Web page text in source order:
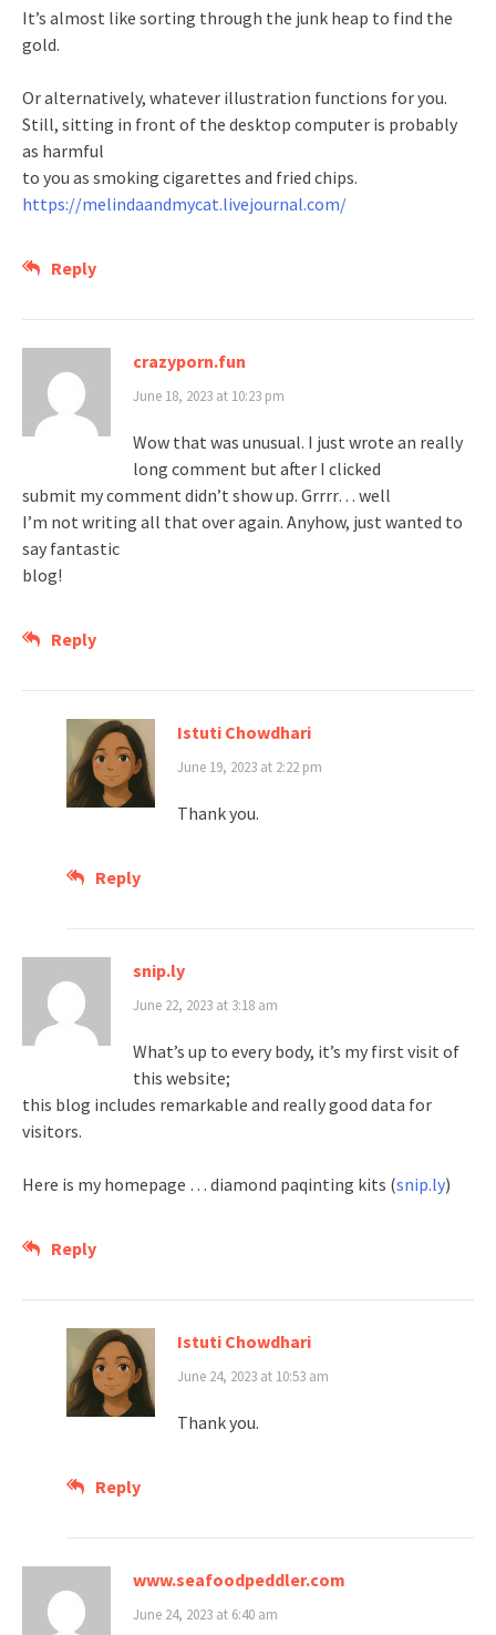
It’s almost like sorting through the junk heap to find the
gold.
Or alternatively, whatever illustration functions for you.
Still, sitting in front of the desktop computer is probably
as harmful
to you as smoking cigarettes and fried chips.
https://melindaandmycat.livejournal.com/
Reply
crazyporn.fun
June 18, 2023 at 10:23 pm
Wow that was unusual. I just wrote an really
long comment but after I clicked
submit my comment didn’t show up. Grrrr… well
I’m not writing all that over again. Anyhow, just wanted to
say fantastic
blog!
Reply
Istuti Chowdhari
June 19, 2023 at 2:22 pm
Thank you.
Reply
snip.ly
June 22, 2023 at 3:18 am
What’s up to every body, it’s my first visit of
this website;
this blog includes remarkable and really good data for
visitors.
Here is my homepage … diamond paqinting kits (snip.ly)
Reply
Istuti Chowdhari
June 24, 2023 at 10:53 am
Thank you.
Reply
www.seafoodpeddler.com
June 24, 2023 at 6:40 am